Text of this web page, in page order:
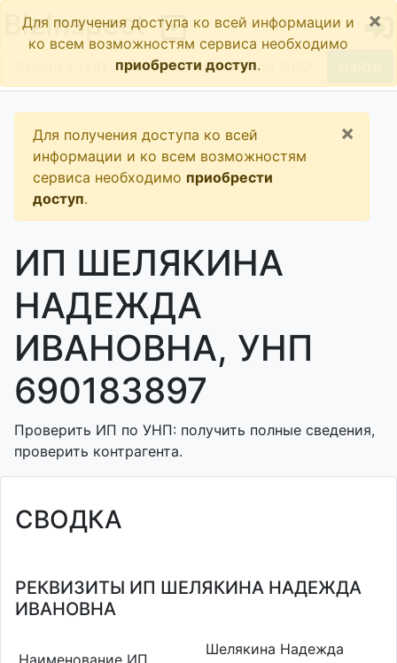
BizInspect
Для получения доступа ко всей информации и
ко всем возможностям сервиса необходимо
приобрести доступ.
×
Для получения доступа ко всей
информации и ко всем возможностям
сервиса необходимо приобрести
доступ.
×
ИП ШЕЛЯКИНА
НАДЕЖДА
ИВАНОВНА, УНП
690183897
Проверить ИП по УНП: получить полные сведения,
проверить контрагента.
СВОДКА
РЕКВИЗИТЫ ИП ШЕЛЯКИНА НАДЕЖДА
ИВАНОВНА
Наименование ИП
Шелякина Надежда